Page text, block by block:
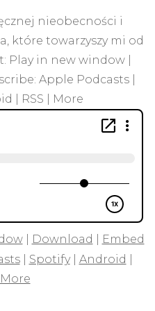
nieobecności i
które towarzyszy mi od
Play in new window |
Apple Podcasts |
| RSS | More
| Download
Embed
| Spotify| Android
More